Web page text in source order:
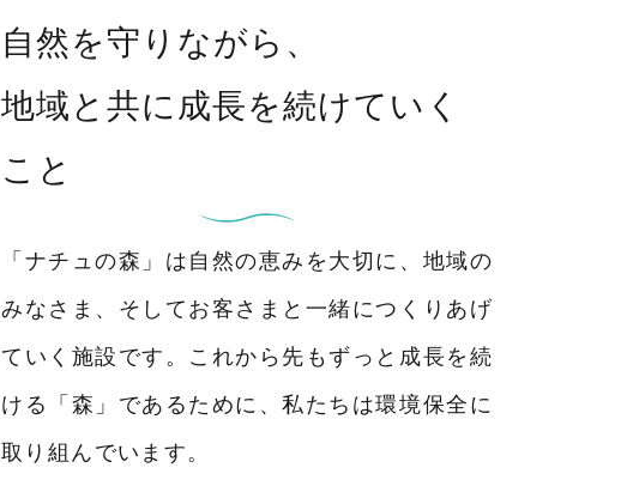
自然を守りながら、
地域と共に成長を続けていく
こと
「ナチュの森」は自然の恵みを大切に、地域の
みなさま、そしてお客さまと一緒につくりあげ
ていく施設です。これから先もずっと成長を続
ける「森」であるために、私たちは環境保全に
取り組んでいます。